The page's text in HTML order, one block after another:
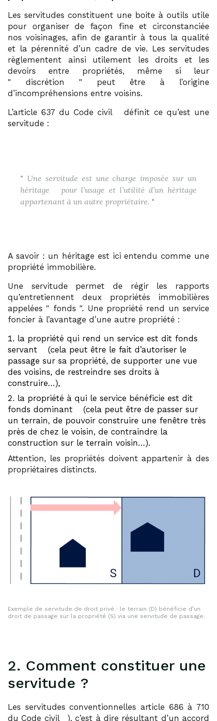
Les servitudes constituent une boite à outils utile
pour organiser de façon fine et circonstanciée
nos voisinages, afin de garantir à tous la qualité
et la pérennité d’un cadre de vie. Les servitudes
règlementent ainsi utilement les droits et les
devoirs entre propriétés, même si leur
discrétion
peut être à l’origine
d’incompréhensions entre voisins.
L’article 637 du Code civil
définit ce qu’est une
servitude :
Une servitude est une charge imposée sur un
héritage
pour l’usage et l’utilité d’un héritage
appartenant à un autre propriétaire.
A savoir : un héritage est ici entendu comme une
propriété immobilière.
Une servitude permet de régir les rapports
qu’entretiennent deux propriétés immobilières
appelées
fonds
. Une propriété rend un service
foncier à l’avantage d’une autre propriété :
la propriété qui rend un service est dit fonds
servant
(cela peut être le fait d’autoriser le
passage sur sa propriété, de supporter une vue
des voisins, de restreindre ses droits à
construire…),
la propriété à qui le service bénéficie est dit
fonds dominant
(cela peut être de passer sur
un terrain, de pouvoir construire une fenêtre très
près de chez le voisin, de contraindre la
construction sur le terrain voisin…).
Attention, les propriétés doivent appartenir à des
propriétaires distincts.
Exemple de servitude de droit privé : le terrain (D) bénéficie d’un
droit de passage sur la propriété (S) via une servitude de passage.
2. Comment constituer une
servitude ?
Les servitudes conventionnelles article 686 à 710
du Code civil
), c’est à dire résultant d’un accord